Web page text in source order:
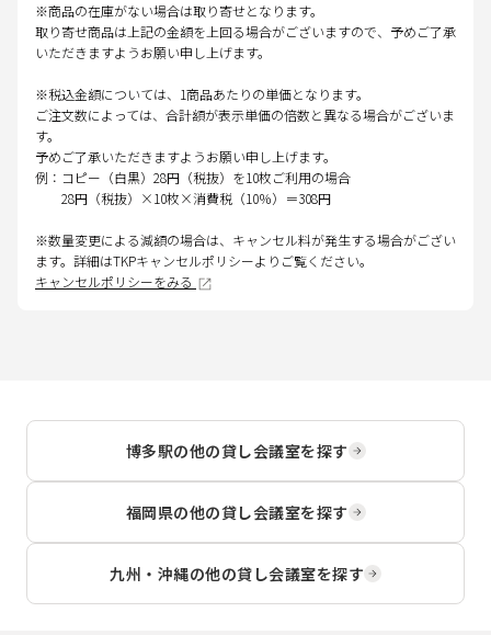
※商品の在庫がない場合は取り寄せとなります。
取り寄せ商品は上記の金額を上回る場合がございますので、予めご了承
いただきますようお願い申し上げます。
※税込金額については、1商品あたりの単価となります。
ご注文数によっては、合計額が表示単価の倍数と異なる場合がございま
す。
予めご了承いただきますようお願い申し上げます。
例：コピー（白黒）28円（税抜）を10枚ご利用の場合
28円（税抜）×10枚×消費税（10％）＝308円
※数量変更による減額の場合は、キャンセル料が発生する場合がござい
ます。詳細はTKPキャンセルポリシーよりご覧ください。
キャンセルポリシーをみる
博多駅の他の貸し会議室を探す
福岡県の他の貸し会議室を探す
九州・沖縄の他の貸し会議室を探す